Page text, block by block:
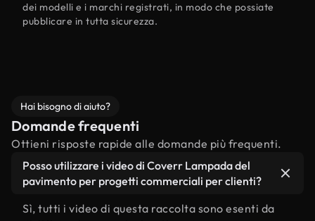
dei modelli e i marchi registrati, in modo che possiate
pubblicare in tutta sicurezza.
Hai bisogno di aiuto?
Domande frequenti
Ottieni risposte rapide alle domande più frequenti.
Posso utilizzare i video di Coverr Lampada del
pavimento per progetti commerciali per clienti?
Sì, tutti i video di questa raccolta sono esenti da